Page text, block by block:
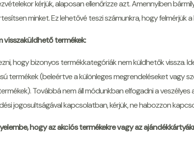
kérjük, alaposan ellenőrizze azt. Amennyiben
minket. Ez lehetővé teszi számunkra, hogy
visszaküldhető termékek:
hogy bizonyos termékkategóriák nem küldhetők vissza.
termékek (beleértve a különleges megrendeléseket vagy
Továbbá nem áll módunkban elfogadni a
jogosultságával kapcsolatban, kérjük, ne habozzon
hogy az akciós termékekre vagy az